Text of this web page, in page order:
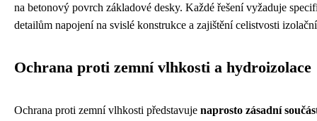
na betonový povrch základové desky. Každé řešení vyžaduje
detailům napojení na svislé konstrukce a zajištění celistvosti
Ochrana proti zemní vlhkosti a hydroizolace
Ochrana proti zemní vlhkosti představuje naprosto zásadní